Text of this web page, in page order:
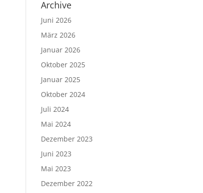
Archive
Juni 2026
März 2026
Januar 2026
Oktober 2025
Januar 2025
Oktober 2024
Juli 2024
Mai 2024
Dezember 2023
Juni 2023
Mai 2023
Dezember 2022